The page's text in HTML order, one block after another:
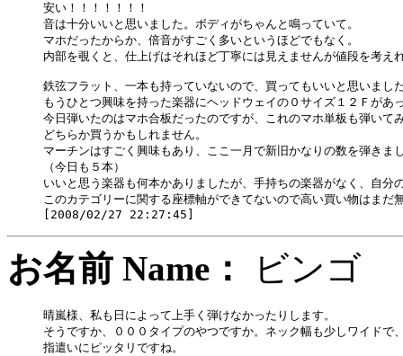
安い！！！！！！！
音は十分いいと思いました。ボディがちゃんと鳴っていて。
マホだったからか、倍音がすごく多いというほどでもなく。
内部を覗くと、仕上げはそれほど丁寧には見えませんが値段を考え
鉄弦フラット、一本も持っていないので、買ってもいいと思いまし
もうひとつ興味を持った楽器にヘッドウェイの０サイズ１２Ｆがあ
今日弾いたのはマホ合板だったのですが、これのマホ単板も弾いて
どちらか買うかもしれません。
マーチンはすごく興味もあり、ここ一月で新旧かなりの数を弾きま
（今日も５本）
いいと思う楽器も何本かありましたが、手持ちの楽器がなく、自分
このカテゴリーに関する座標軸ができてないので高い買い物はまだ
お名前 Name： ビン
晴嵐様、私も日によって上手く弾けなかったりします。
そうですか、０００タイプのやつですか。ネック幅も少しワイドで
指遣いにピッタリですね。